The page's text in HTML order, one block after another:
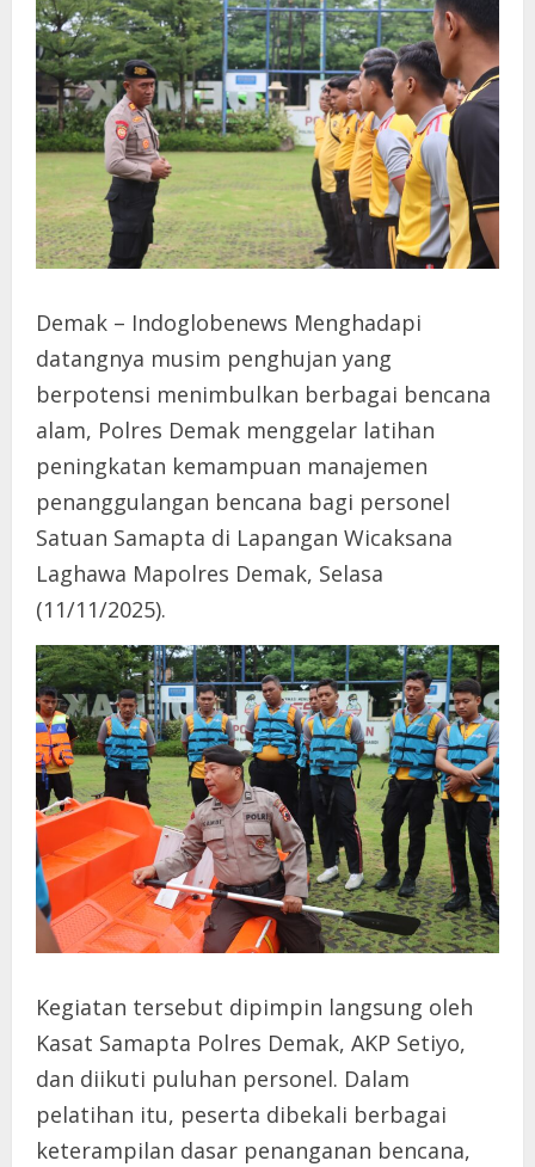
Demak – Indoglobenews Menghadapi
datangnya musim penghujan yang
berpotensi menimbulkan berbagai bencana
alam, Polres Demak menggelar latihan
peningkatan kemampuan manajemen
penanggulangan bencana bagi personel
Satuan Samapta di Lapangan Wicaksana
Laghawa Mapolres Demak, Selasa
(11/11/2025).
Kegiatan tersebut dipimpin langsung oleh
Kasat Samapta Polres Demak, AKP Setiyo,
dan diikuti puluhan personel. Dalam
pelatihan itu, peserta dibekali berbagai
keterampilan dasar penanganan bencana,